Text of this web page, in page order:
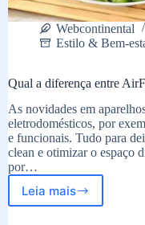
Webcontinental
Estilo & Bem-
Qual a diferença entre
As novidades em
eletrodomésticos, por
e funcionais. Tudo para
clean e otimizar o espaço
por…
Leia mais
Qual